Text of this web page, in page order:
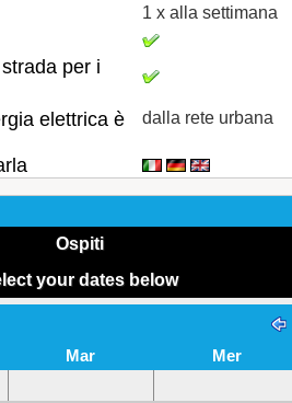
1 x alla settimana
per i
elettrica è dalla rete urbana
Ospiti
your dates below
Mar Mer